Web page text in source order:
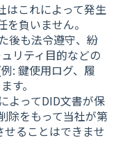
はこれによって発生
負いません。
後も法令遵守、紛
リティ目的などの
: 鍵使用ログ、履
す。
よってDID文書が保
除をもって当社が第
ることはできませ